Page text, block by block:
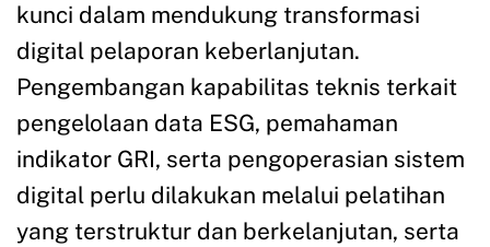
kunci dalam mendukung transformasi
digital pelaporan keberlanjutan.
Pengembangan kapabilitas teknis terkait
pengelolaan data ESG, pemahaman
indikator GRI, serta pengoperasian sistem
digital perlu dilakukan melalui pelatihan
yang terstruktur dan berkelanjutan, serta